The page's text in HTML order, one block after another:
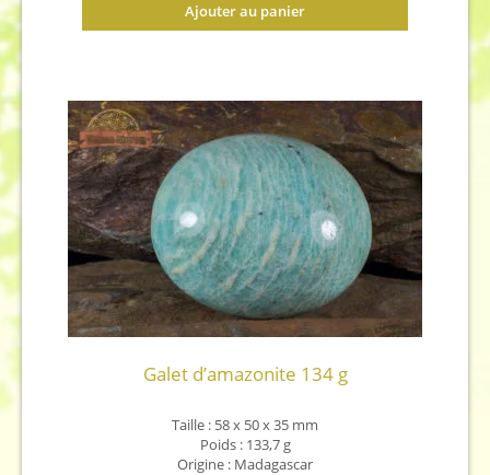
Ajouter au panier
Galet d’amazonite 134 g
Taille : 58 x 50 x 35 mm
Poids : 133,7 g
Origine : Madagascar